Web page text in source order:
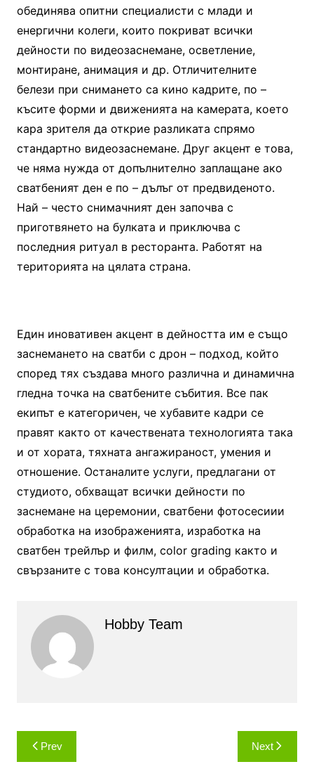
обединява опитни специалисти с млади и
енергични колеги, които покриват всички
дейности по видеозаснемане, осветление,
монтиране, анимация и др. Отличителните
белези при снимането са кино кадрите, по –
късите форми и движенията на камерата, което
кара зрителя да открие разликата спрямо
стандартно видеозаснемане. Друг акцент е това,
че няма нужда от допълнително заплащане ако
сватбеният ден е по – дълъг от предвиденото.
Най – често снимачният ден започва с
приготвянето на булката и приключва с
последния ритуал в ресторанта. Работят на
територията на цялата страна.
Един иновативен акцент в дейността им е също
заснемането на сватби с дрон – подход, който
според тях създава много различна и динамична
гледна точка на сватбените събития. Все пак
екипът е категоричен, че хубавите кадри се
правят както от качествената технологията така
и от хората, тяхната ангажираност, умения и
отношение. Останалите услуги, предлагани от
студиото, обхващат всички дейности по
заснемане на церемонии, сватбени фотосесиии
обработка на изображенията, изработка на
сватбен трейлър и филм, color grading както и
свързаните с това консултации и обработка.
Hobby Team
Навигация
Prev Next